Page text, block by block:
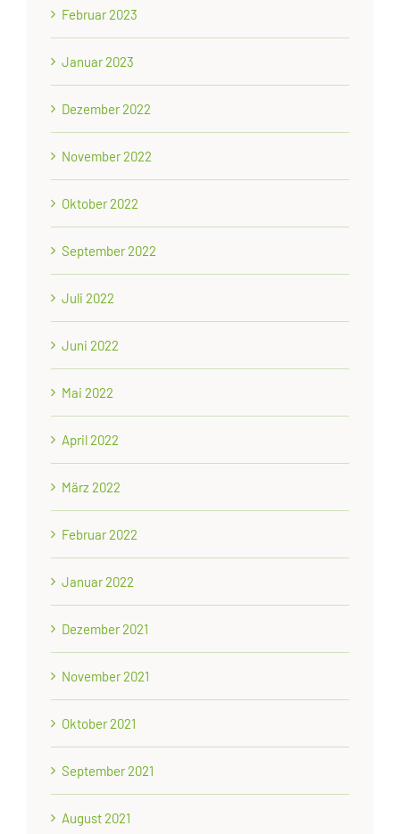
Februar 2023
Januar 2023
Dezember 2022
November 2022
Oktober 2022
September 2022
Juli 2022
Juni 2022
Mai 2022
April 2022
März 2022
Februar 2022
Januar 2022
Dezember 2021
November 2021
Oktober 2021
September 2021
August 2021